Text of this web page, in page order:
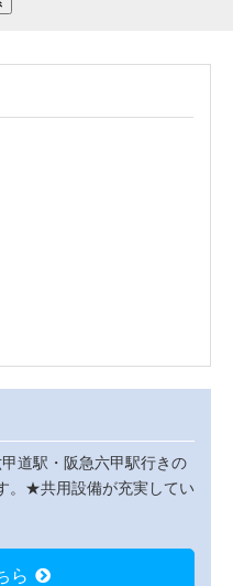
道駅・阪急六甲駅行きの
。★共用設備が充実してい
ら